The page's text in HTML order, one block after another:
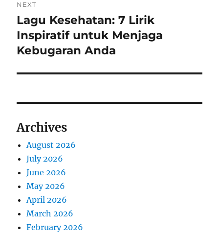
NEXT
Next
post:
Lagu Kesehatan: 7 Lirik
Inspiratif untuk Menjaga
Kebugaran Anda
Archives
August 2026
July 2026
June 2026
May 2026
April 2026
March 2026
February 2026